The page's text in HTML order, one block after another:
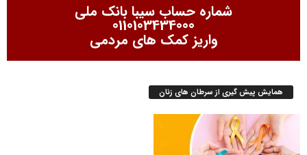
شماره حساب سیبا بانک ملی
0110103434000
واریز کمک های مردمی
همایش پیش گیری از سرطان های زنان